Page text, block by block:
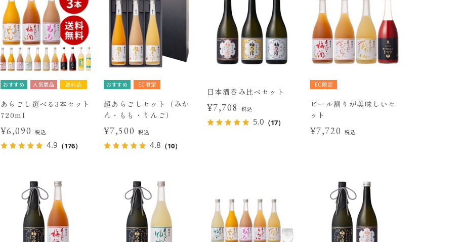
おすすめ 人気商品 送料込
あらごし選べる3本セット
720ml
¥6,090 税込
4.9 （176）
おすすめ EC限定
超あらごしセット（みか
ん・もも・りんご）
¥7,500 税込
4.8 （10）
日本酒呑み比べセット
¥7,708 税込
5.0 （17）
EC限定
ビール割りが美味しいセ
ット
¥7,720 税込